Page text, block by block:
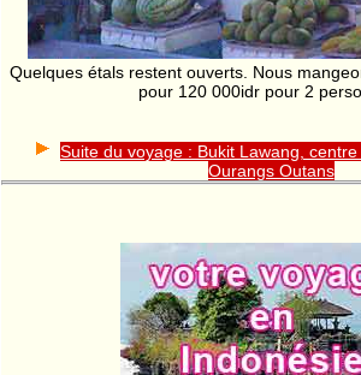
Quelques étals restent ouverts. Nous
pour 120 000idr pour 2
Suite du voyage : Bukit Lawang,
Ourangs Outans